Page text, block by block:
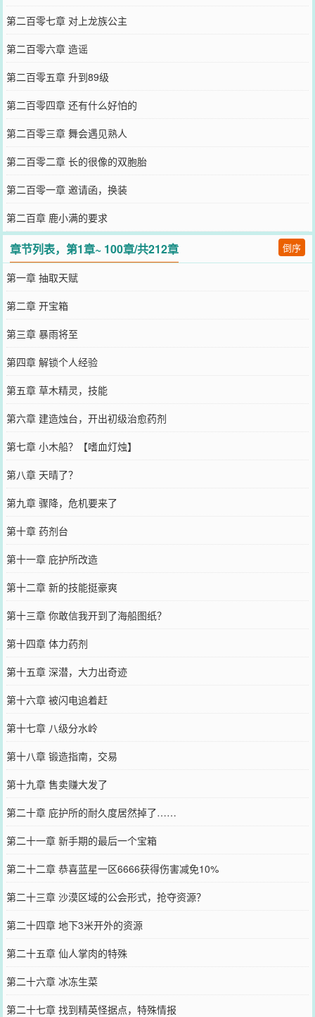
第二百零七章 对上龙族公主
第二百零六章 造谣
第二百零五章 升到89级
第二百零四章 还有什么好怕的
第二百零三章 舞会遇见熟人
第二百零二章 长的很像的双胞胎
第二百零一章 邀请函，换装
第二百章 鹿小满的要求
章节列表，第1章~ 100章/共212章 倒序
第一章 抽取天赋
第二章 开宝箱
第三章 暴雨将至
第四章 解锁个人经验
第五章 草木精灵，技能
第六章 建造烛台，开出初级治愈药剂
第七章 小木船？【嗜血灯烛】
第八章 天晴了？
第九章 骤降，危机要来了
第十章 药剂台
第十一章 庇护所改造
第十二章 新的技能挺豪爽
第十三章 你敢信我开到了海船图纸？
第十四章 体力药剂
第十五章 深潜，大力出奇迹
第十六章 被闪电追着赶
第十七章 八级分水岭
第十八章 锻造指南，交易
第十九章 售卖赚大发了
第二十章 庇护所的耐久度居然掉了……
第二十一章 新手期的最后一个宝箱
第二十二章 恭喜蓝星一区6666获得伤害减免10%
第二十三章 沙漠区域的公会形式，抢夺资源？
第二十四章 地下3米开外的资源
第二十五章 仙人掌肉的特殊
第二十六章 冰冻生菜
第二十七章 找到精英怪据点，特殊情报